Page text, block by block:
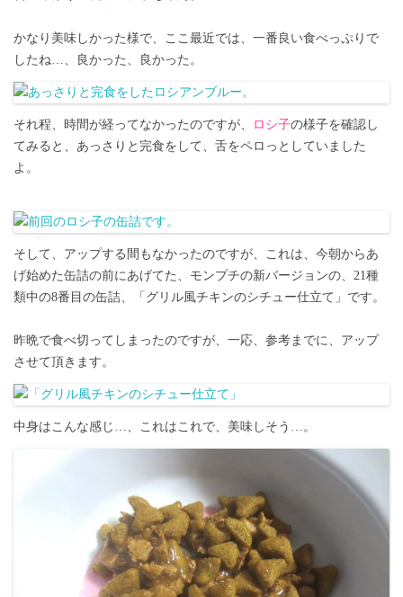
かなり美味しかった様で、ここ最近では、一番良い食べっぷりで
したね…、良かった、良かった。
それ程、時間が経ってなかったのですが、 ロシ子の様子を確認し
てみると、あっさりと完食をして、舌をペロっとしていました
よ。
そして、アップする間もなかったのですが、これは、今朝からあ
げ始めた缶詰の前にあげてた、モンプチの新バージョンの、21種
類中の8番目の缶詰、「グリル風チキンのシチュー仕立て」です。
昨晩で食べ切ってしまったのですが、一応、参考までに、アップ
させて頂きます。
中身はこんな感じ…、これはこれで、美味しそう…。